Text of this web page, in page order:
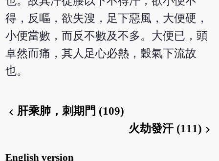
得，反嘔，欲失溲，足下惡風，大便硬，
小便當數，而反不數及不多。大便已，頭
卓然而痛，其人足心必熱，穀氣下流故
也。
chevron_left肝乘肺，刺期門 (109)
火劫發汗 (111) chevron_right
English version